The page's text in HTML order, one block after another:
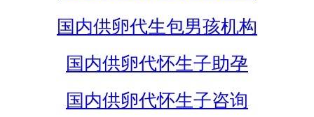
国内供卵代生包男孩机构
国内供卵代怀生子助孕
国内供卵代怀生子咨询